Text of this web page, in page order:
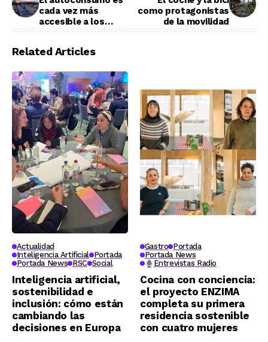
cada vez más
accesible a los
como protagonistas
de la movilidad
Related Articles
Actualidad
Inteligencia Artificial Portada
Portada News RSC Social
Inteligencia artificial,
sostenibilidad e
inclusión: cómo están
cambiando las
decisiones en Europa
Gastro Portada
Portada News
Entrevistas Radio
Cocina con conciencia:
el proyecto ENZIMA
completa su primera
residencia sostenible
con cuatro mujeres